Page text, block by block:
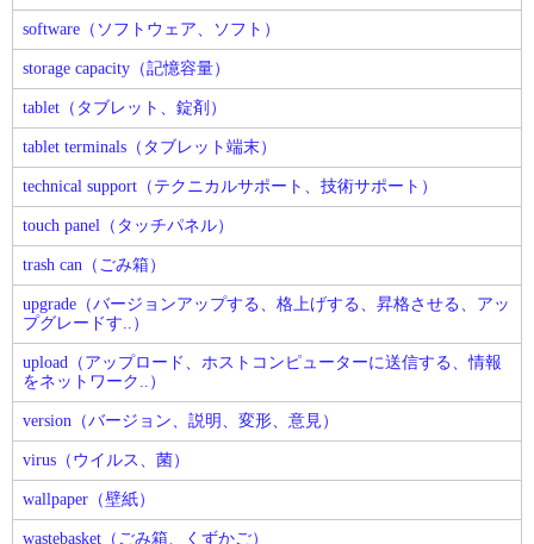
software（ソフトウェア、ソフト）
storage capacity（記憶容量）
tablet（タブレット、錠剤）
tablet terminals（タブレット端末）
technical support（テクニカルサポート、技術サポート）
touch panel（タッチパネル）
trash can（ごみ箱）
upgrade（バージョンアップする、格上げする、昇格させる、アッ
プグレードす..）
upload（アップロード、ホストコンピューターに送信する、情報
をネットワーク..）
version（バージョン、説明、変形、意見）
virus（ウイルス、菌）
wallpaper（壁紙）
wastebasket（ごみ箱、くずかご）